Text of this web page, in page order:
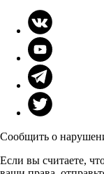
Сообщить о
Если вы считаете,